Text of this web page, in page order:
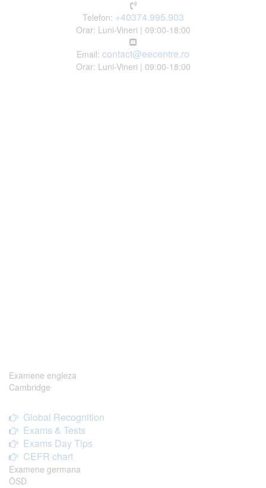
Telefon: +40374.995.903
Orar: Luni-Vineri | 09:00-18:00
Email: contact@eecentre.ro
Orar: Luni-Vineri | 09:00-18:00
Examene engleza
Cambridge
Global Recognition
Exams & Tests
Exams Day Tips
CEFR chart
Examene germana
ÖSD